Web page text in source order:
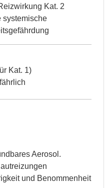
Kat. 2
systemische
Kat. 1)
Aerosol.
und Benommenheit